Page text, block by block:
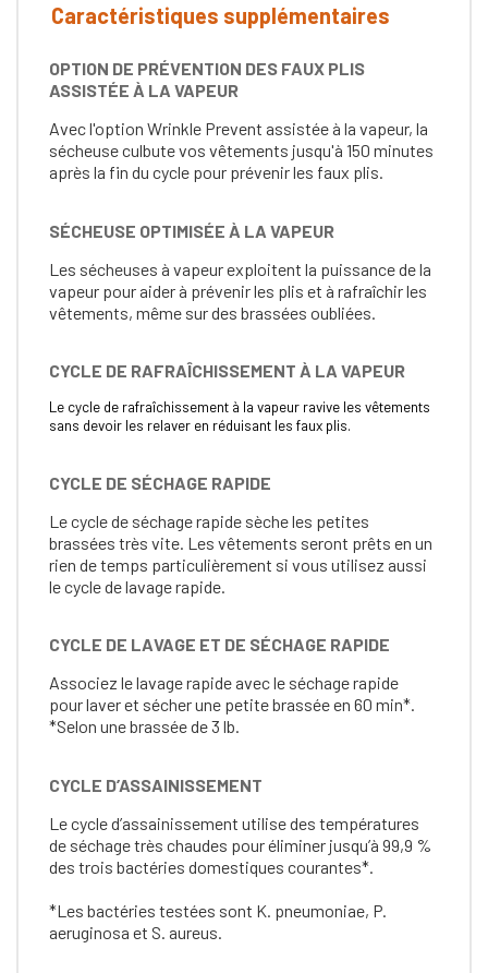
Caractéristiques supplémentaires
OPTION DE PRÉVENTION DES FAUX PLIS
ASSISTÉE À LA VAPEUR
Avec l'option Wrinkle Prevent assistée à la vapeur, la
sécheuse culbute vos vêtements jusqu'à 150 minutes
après la fin du cycle pour prévenir les faux plis.
SÉCHEUSE OPTIMISÉE À LA VAPEUR
Les sécheuses à vapeur exploitent la puissance de la
vapeur pour aider à prévenir les plis et à rafraîchir les
vêtements, même sur des brassées oubliées.
CYCLE DE RAFRAÎCHISSEMENT À LA VAPEUR
Le cycle de rafraîchissement à la vapeur ravive les vêtements
sans devoir les relaver en réduisant les faux plis.
CYCLE DE SÉCHAGE RAPIDE
Le cycle de séchage rapide sèche les petites
brassées très vite. Les vêtements seront prêts en un
rien de temps particulièrement si vous utilisez aussi
le cycle de lavage rapide.
CYCLE DE LAVAGE ET DE SÉCHAGE RAPIDE
Associez le lavage rapide avec le séchage rapide
pour laver et sécher une petite brassée en 60 min*.
*Selon une brassée de 3 lb.
CYCLE D’ASSAINISSEMENT
Le cycle d’assainissement utilise des températures
de séchage très chaudes pour éliminer jusqu’à 99,9 %
des trois bactéries domestiques courantes*.
*Les bactéries testées sont K. pneumoniae, P.
aeruginosa et S. aureus.